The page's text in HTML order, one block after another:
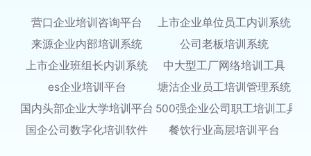
营口企业培训咨询平台
上市企业单位员工内训系统
来源企业内部培训系统
公司老板培训系统
上市企业班组长内训系统
中大型工厂网络培训工具
es企业培训平台
塘沽企业员工培训管理系统
国内头部企业大学培训平台 500强企业公司职工培训工具
国企公司数字化培训软件
餐饮行业高层培训平台